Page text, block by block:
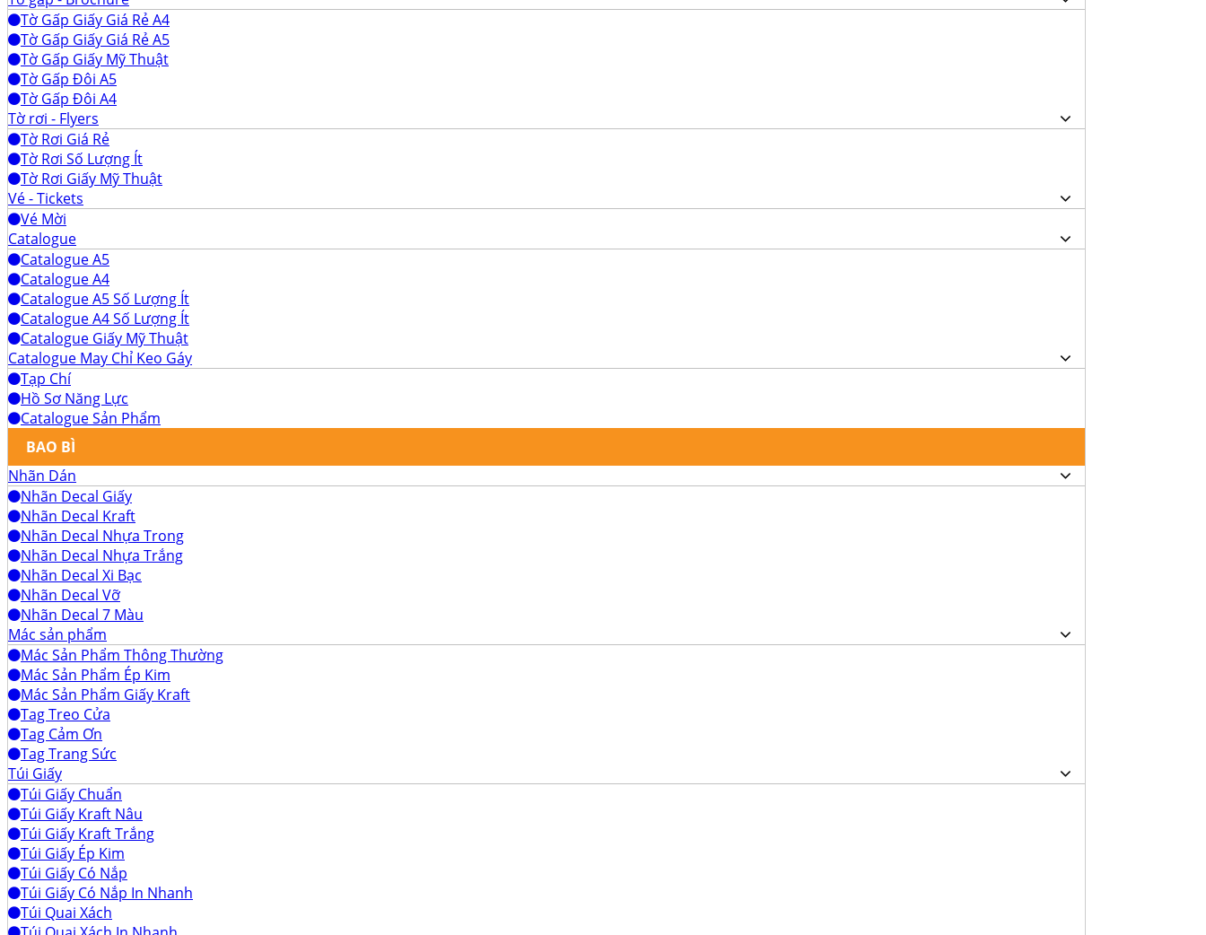
Tờ Gấp Giấy Giá Rẻ A4
Tờ Gấp Giấy Giá Rẻ A5
Tờ Gấp Giấy Mỹ Thuật
Tờ Gấp Đôi A5
Tờ Gấp Đôi A4
Tờ rơi - Flyers
Tờ Rơi Giá Rẻ
Tờ Rơi Số Lượng Ít
Tờ Rơi Giấy Mỹ Thuật
Vé - Tickets
Vé Mời
Catalogue
Catalogue A5
Catalogue A4
Catalogue A5 Số Lượng Ít
Catalogue A4 Số Lượng Ít
Catalogue Giấy Mỹ Thuật
Catalogue May Chỉ Keo Gáy
Tạp Chí
Hồ Sơ Năng Lực
Catalogue Sản Phẩm
BAO BÌ
Nhãn Dán
Nhãn Decal Giấy
Nhãn Decal Kraft
Nhãn Decal Nhựa Trong
Nhãn Decal Nhựa Trắng
Nhãn Decal Xi Bạc
Nhãn Decal Vỡ
Nhãn Decal 7 Màu
Mác sản phẩm
Mác Sản Phẩm Thông Thường
Mác Sản Phẩm Ép Kim
Mác Sản Phẩm Giấy Kraft
Tag Treo Cửa
Tag Cảm Ơn
Tag Trang Sức
Túi Giấy
Túi Giấy Chuẩn
Túi Giấy Kraft Nâu
Túi Giấy Kraft Trắng
Túi Giấy Ép Kim
Túi Giấy Có Nắp
Túi Giấy Có Nắp In Nhanh
Túi Quai Xách